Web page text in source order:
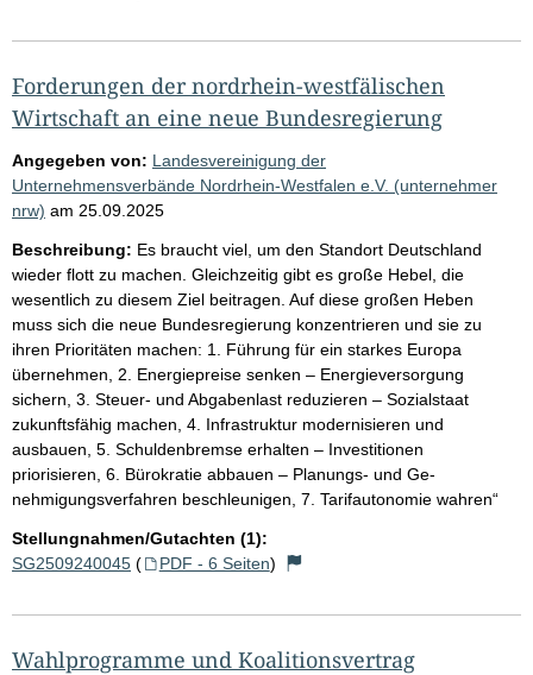
Forderungen der nordrhein-westfälischen
Wirtschaft an eine neue Bundesregierung
Angegeben von: Landesvereinigung der
Unternehmensverbände Nordrhein-Westfalen e.V. (unternehmer
nrw) am 25.09.2025
Beschreibung: Es braucht viel, um den Standort Deutschland
wieder flott zu machen. Gleichzeitig gibt es große Hebel, die
wesentlich zu diesem Ziel beitragen. Auf diese großen Heben
muss sich die neue Bundesregierung konzentrieren und sie zu
ihren Prioritäten machen: 1. Führung für ein starkes Europa
übernehmen, 2. Energiepreise senken – Energieversorgung
sichern, 3. Steuer- und Abgabenlast reduzieren – Sozialstaat
zukunftsfähig machen, 4. Infrastruktur modernisieren und
ausbauen, 5. Schuldenbremse erhalten – Investitionen
priorisieren, 6. Bürokratie abbauen – Planungs- und Ge-
nehmigungsverfahren beschleunigen, 7. Tarifautonomie wahren“
Stellungnahmen/Gutachten (1):
SG2509240045 ( PDF - 6 Seiten)
Wahlprogramme und Koalitionsvertrag